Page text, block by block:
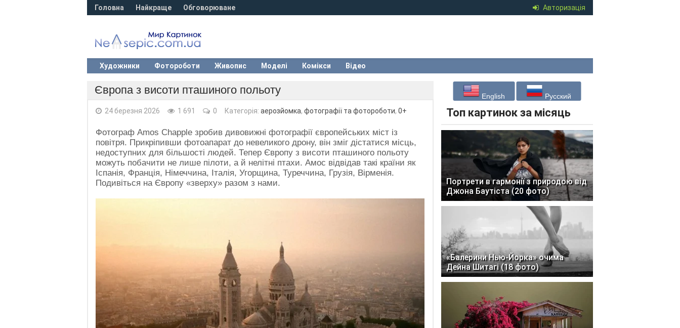
Авторизація
Головна Найкраще Обговорюване
Художники Фотороботи Живопис Моделі Комікси Відео
Європа з висоти пташиного польоту
24 березня 2026 1 691 0 Категорія: аерозйомка, фотографії та фотороботи, 0+
Фотограф Amos Chapple зробив дивовижні фотографії європейських міст із
повітря. Прикріпивши фотоапарат до невеликого дрону, він зміг дістатися місць,
недоступних для більшості людей. Тепер Європу з висоти пташиного польоту
можуть побачити не лише пілоти, а й нелітні птахи. Амос відвідав такі країни як
Іспанія, Франція, Німеччина, Італія, Угорщина, Туреччина, Грузія, Вірменія.
Подивіться на Європу «зверху» разом з нами.
English Русский
Топ картинок за місяць
Портрети в гармонії з природою від
Джона Баутіста (20 фото)
«Балерини Нью-Йорка» очима
Дейна Шитагі (18 фото)